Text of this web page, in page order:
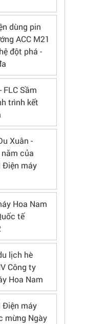
dùng pin
ACC M21
đột phá -
FLC Sầm
trình kết
Xuân -
của
Điện máy
Hoa Nam
tế
lịch hè
Công ty
Hoa Nam
Điện máy
mừng Ngày